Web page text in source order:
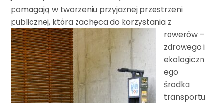
pomagają w tworzeniu przyjaznej przestrzeni
publicznej, która zachęca do korzystania z
rowerów –
zdrowego i
ekologiczn
ego
środka
transportu